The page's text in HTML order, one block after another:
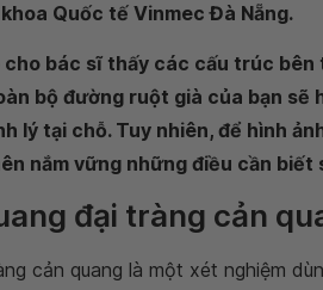
Quốc tế Vinmec Đà Nẵng.
cho bác sĩ thấy các cấu trúc
bộ đường ruột già của bạn sẽ
lý tại chỗ. Tuy nhiên, để hình
nắm vững những điều cần biết
đại tràng cản
cản quang là một xét nghiệm